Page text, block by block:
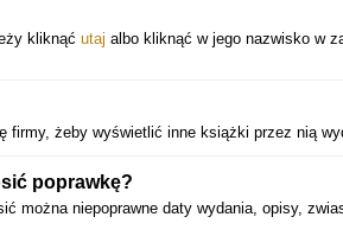
kliknąć utaj albo kliknąć w jego nazwisko w
firmy, żeby wyświetlić inne książki przez nią
poprawkę?
można niepoprawne daty wydania, opisy,